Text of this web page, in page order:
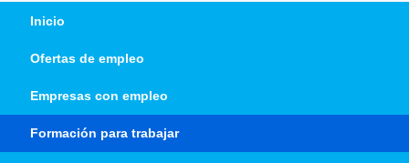
Inicio
Ofertas de empleo
Empresas con empleo
Formación para trabajar